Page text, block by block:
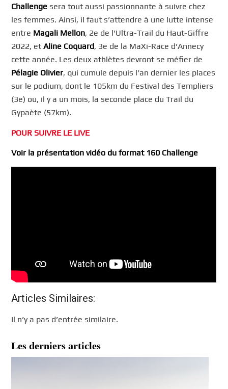
Challenge sera tout aussi passionnante à suivre chez
les femmes. Ainsi, il faut s’attendre à une lutte intense
entre Magali Mellon, 2e de l’Ultra-Trail du Haut-Giffre
2022, etAline Coquard, 3e de la MaXi-Race d’Annecy
cette année. Les deux athlètes devront se méfier de
Pélagie Olivier, qui cumule depuis l’an dernier les places
sur le podium, dont le 105km du Festival des Templiers
(3e) ou, il y a un mois, la seconde place du Trail du
Gypaète (57km).
POUR SUIVRE LE LIVE
Voir la présentation vidéo du format 160 Challenge
Articles Similaires:
Il n’y a pas d’entrée similaire.
Les derniers articles